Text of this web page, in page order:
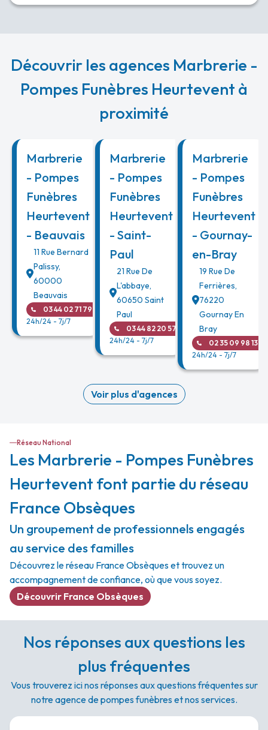
Découvrir les agences Marbrerie -
Pompes Funèbres Heurtevent à
proximité
Marbrerie
- Pompes
Funèbres
Heurtevent
- Beauvais
11 Rue Bernard
Palissy,
60000
Beauvais
03 44 02 71 79
24h/24 - 7j/7
Marbrerie
- Pompes
Funèbres
Heurtevent
- Saint-
Paul
21 Rue De
L'abbaye,
60650 Saint
Paul
03 44 82 20 57
24h/24 - 7j/7
Marbrerie
- Pompes
Funèbres
Heurtevent
- Gournay-
en-Bray
19 Rue De
Ferrières,
76220
Gournay En
Bray
02 35 09 98 13
24h/24 - 7j/7
Voir plus d'agences
Réseau National
Les Marbrerie - Pompes Funèbres
Heurtevent font partie du réseau
France Obsèques
Un groupement de professionnels engagés
au service des familles
Découvrez le réseau France Obsèques et trouvez un
accompagnement de confiance, où que vous soyez.
Découvrir France Obsèques
Nos réponses aux questions les
plus fréquentes
Vous trouverez ici nos réponses aux questions fréquentes sur
notre agence de pompes funèbres et nos services.